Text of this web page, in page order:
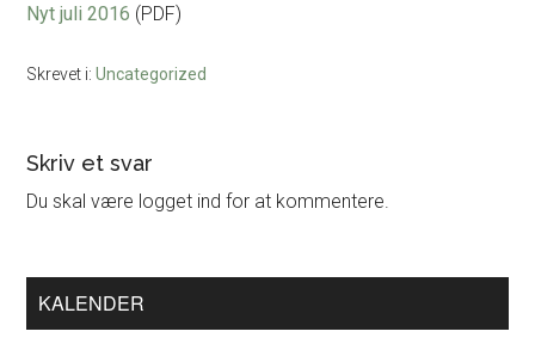
Nyt juli 2016 (PDF)
Skrevet i:Uncategorized
Læserinteraktioner
Skriv et svar
Du skal være logget ind for at kommentere.
Primær
Sidebar
KALENDER